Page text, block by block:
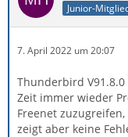
Junior-
7. April 2022 um 20:07
Thunderbird
Zeit immer wieder
Freenet zuzugreifen,
zeigt aber keine